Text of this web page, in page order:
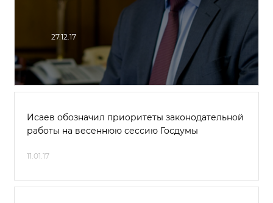
27.12.17
Исаев обозначил приоритеты законодательной
работы на весеннюю сессию Госдумы
11.01.17